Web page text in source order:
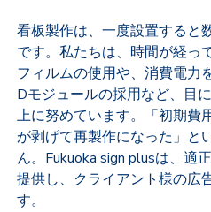
看板製作は、一度設置すると
です。私たちは、時間が経っ
フィルムの使用や、消費電力
Dモジュールの採用など、目
上に努めています。「初期費
が剥げて再製作になった」と
ん。Fukuoka sign plusは、適
提供し、クライアント様の広
す。